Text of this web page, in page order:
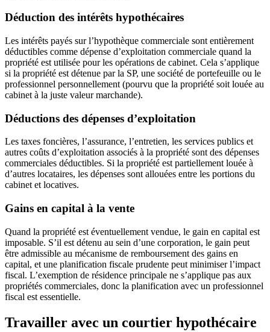
Déduction des intérêts hypothécaires
Les intérêts payés sur l’hypothèque commerciale sont entièrement
déductibles comme dépense d’exploitation commerciale quand la
propriété est utilisée pour les opérations de cabinet. Cela s’applique
si la propriété est détenue par la SP, une société de portefeuille ou le
professionnel personnellement (pourvu que la propriété soit louée au
cabinet à la juste valeur marchande).
Déductions des dépenses d’exploitation
Les taxes foncières, l’assurance, l’entretien, les services publics et
autres coûts d’exploitation associés à la propriété sont des dépenses
commerciales déductibles. Si la propriété est partiellement louée à
d’autres locataires, les dépenses sont allouées entre les portions du
cabinet et locatives.
Gains en capital à la vente
Quand la propriété est éventuellement vendue, le gain en capital est
imposable. S’il est détenu au sein d’une corporation, le gain peut
être admissible au mécanisme de remboursement des gains en
capital, et une planification fiscale prudente peut minimiser l’impact
fiscal. L’exemption de résidence principale ne s’applique pas aux
propriétés commerciales, donc la planification avec un professionnel
fiscal est essentielle.
Travailler avec un courtier hypothécaire